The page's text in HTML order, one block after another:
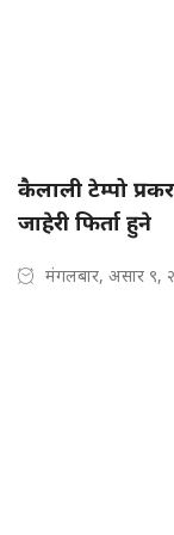
कैलाली टेम्पो
जाहेरी फिर्ता हुने
मंगलबार, असार ९,